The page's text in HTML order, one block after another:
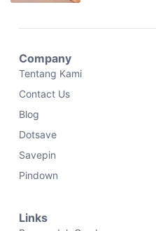
Company
Tentang Kami
Contact Us
Blog
Dotsave
Savepin
Pindown
Links